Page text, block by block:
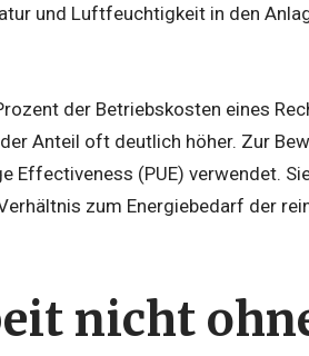
und Luftfeuchtigkeit in den
der Betriebskosten eines
Anteil oft deutlich höher. Zur
Effectiveness (PUE) verwendet.
zum Energiebedarf der
nicht